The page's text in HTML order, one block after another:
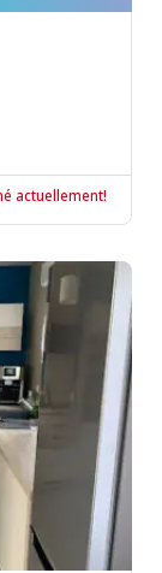
actuellement!